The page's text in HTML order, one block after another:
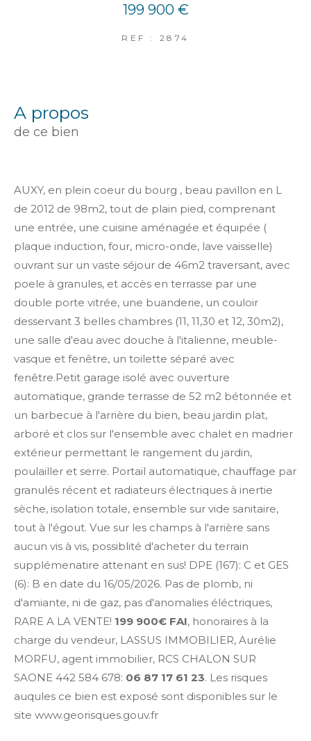
199 900 €
REF : 2874
a propos
de ce bien
AUXY, en plein coeur du bourg , beau pavillon en L
de 2012 de 98m2, tout de plain pied, comprenant
une entrée, une cuisine aménagée et équipée (
plaque induction, four, micro-onde, lave vaisselle)
ouvrant sur un vaste séjour de 46m2 traversant, avec
poele à granules, et accès en terrasse par une
double porte vitrée, une buanderie, un couloir
desservant 3 belles chambres (11, 11,30 et 12, 30m2),
une salle d'eau avec douche à l'italienne, meuble-
vasque et fenêtre, un toilette séparé avec
fenêtre.Petit garage isolé avec ouverture
automatique, grande terrasse de 52 m2 bétonnée et
un barbecue à l'arrière du bien, beau jardin plat,
arboré et clos sur l'ensemble avec chalet en madrier
extérieur permettant le rangement du jardin,
poulailler et serre. Portail automatique, chauffage par
granulés récent et radiateurs électriques à inertie
sèche, isolation totale, ensemble sur vide sanitaire,
tout à l'égout. Vue sur les champs à l'arrière sans
aucun vis à vis, possiblité d'acheter du terrain
supplémenatire attenant en sus! DPE (167): C et GES
(6): B en date du 16/05/2026. Pas de plomb, ni
d'amiante, ni de gaz, pas d'anomalies éléctriques,
RARE A LA VENTE! 199 900€ FAI, honoraires à la
charge du vendeur, LASSUS IMMOBILIER, Aurélie
MORFU, agent immobilier, RCS CHALON SUR
SAONE 442 584 678: 06 87 17 61 23. Les risques
auqules ce bien est exposé sont disponibles sur le
site www.georisques.gouv.fr